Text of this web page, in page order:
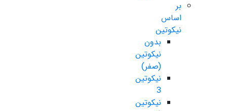
بر
اساس
نیکوتین
بدون
نیکوتین
(صفر)
نیکوتین
3
نیکوتین